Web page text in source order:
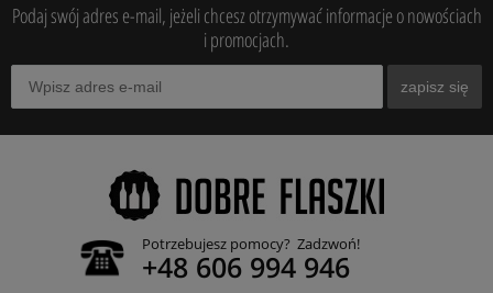
Podaj swój adres e-mail, jeżeli chcesz otrzymywać informacje o nowościach
i promocjach.
zapisz się
Potrzebujesz pomocy? Zadzwoń!
+48 606 994 946